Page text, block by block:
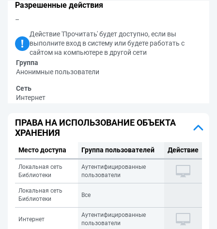
Разрешенные действия
–
Действие 'Прочитать' будет доступно, если вы
выполните вход в систему или будете работать с
сайтом на компьютере в другой сети
Группа
Анонимные пользователи
Сеть
Интернет
ПРАВА НА ИСПОЛЬЗОВАНИЕ ОБЪЕКТА
ХРАНЕНИЯ
Место доступа Группа пользователей Действие
Локальная сеть
Библиотеки
Аутентифицированные
пользователи
Локальная сеть
Библиотеки
Все
Интернет
Аутентифицированные
пользователи